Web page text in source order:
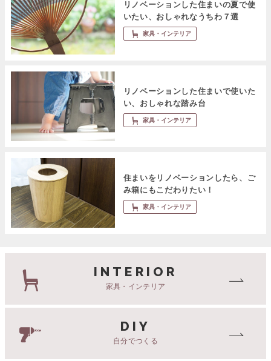
リノベーションした住まいの夏で使
いたい、おしゃれなうちわ７選
家具・インテリア
リノベーションした住まいで使いた
い、おしゃれな踏み台
家具・インテリア
住まいをリノベーションしたら、ご
み箱にもこだわりたい！
家具・インテリア
INTERIOR
家具・インテリア
DIY
自分でつくる